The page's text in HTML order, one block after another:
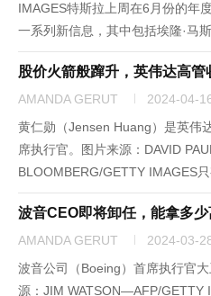
IMAGES特斯拉上周在6月份的年
一系列新信息，其中包括埃隆·马
种费用清单。监管文件显示，在
中，自去年以来，相互之间产生的
股价火箭般蹿升，英伟达高管
AMANDA GERUT 2024-04-
黄仁勋（Jensen Huang）是英伟
席执行官。图片来源：DAVID
BLOOMBERG/GETTY IMAGES
可或缺的市值2万亿美元的人工智
金化为乌有一事。这家领先的半
波音CEO即将卸任，能拿多
AMANDA GERUT 2024-03-
波音公司（Boeing）首席执行官
源：JIM WATSON—AFP/GETTY